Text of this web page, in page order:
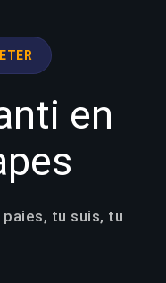
en
tu suis, tu